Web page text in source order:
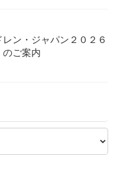
ン・ジャパン２０２６
ご案内